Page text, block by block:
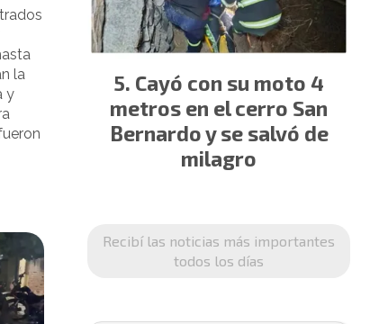
la
y
Cayó con su moto 4
metros en el cerro San
Bernardo y se salvó de
milagro
Recibí las noticias más importantes
todos los días